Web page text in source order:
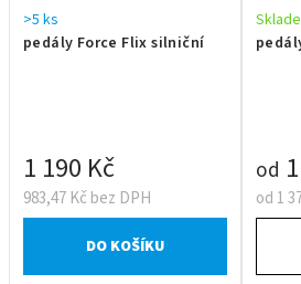
pedály Force Flix silniční
>5 ks
983,47 Kč bez DPH
1 190 Kč
DO KOŠÍKU
od 1
od